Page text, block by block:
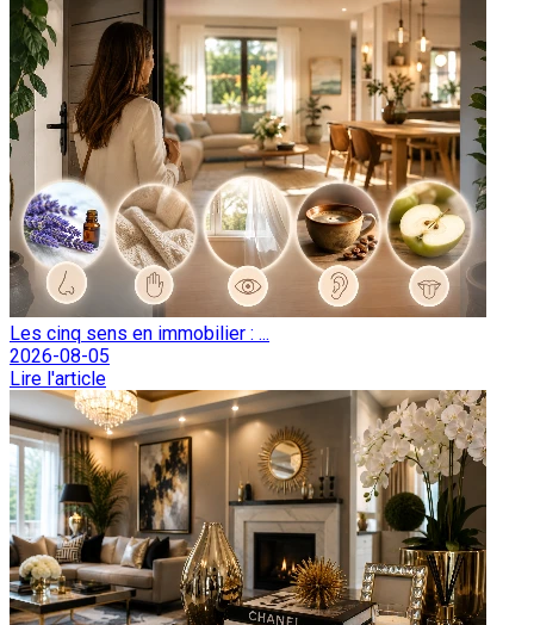
Les cinq sens en immobilier : ...
2026-08-05
Lire l'article